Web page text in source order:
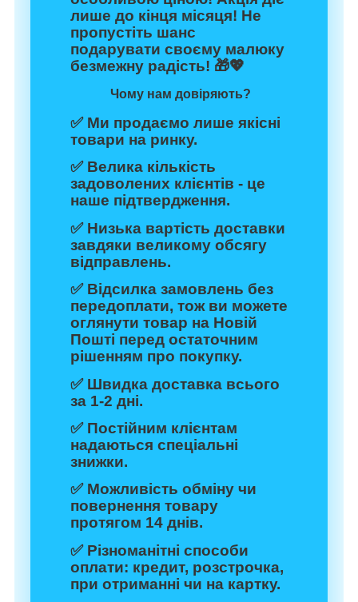
лише до кінця місяця! Не
пропустіть шанс
подарувати своєму малюку
безмежну радість! 🎁💖
Чому нам довіряють?
✅ Ми продаємо лише якісні
товари на ринку.
✅ Велика кількість
задоволених клієнтів - це
наше підтвердження.
✅ Низька вартість доставки
завдяки великому обсягу
відправлень.
✅ Відсилка замовлень без
передоплати, тож ви можете
оглянути товар на Новій
Пошті перед остаточним
рішенням про покупку.
✅ Швидка доставка всього
за 1-2 дні.
✅ Постійним клієнтам
надаються спеціальні
знижки.
✅ Можливість обміну чи
повернення товару
протягом 14 днів.
✅ Різноманітні способи
оплати: кредит, розстрочка,
при отриманні чи на картку.